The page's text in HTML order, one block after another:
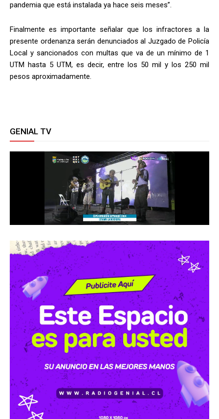
pandemia que está instalada ya hace seis meses”.
Finalmente es importante señalar que los infractores a la
presente ordenanza serán denunciados al Juzgado de Policía
Local y sancionados con multas que va de un mínimo de 1
UTM hasta 5 UTM, es decir, entre los 50 mil y los 250 mil
pesos aproximadamente.
GENIAL TV